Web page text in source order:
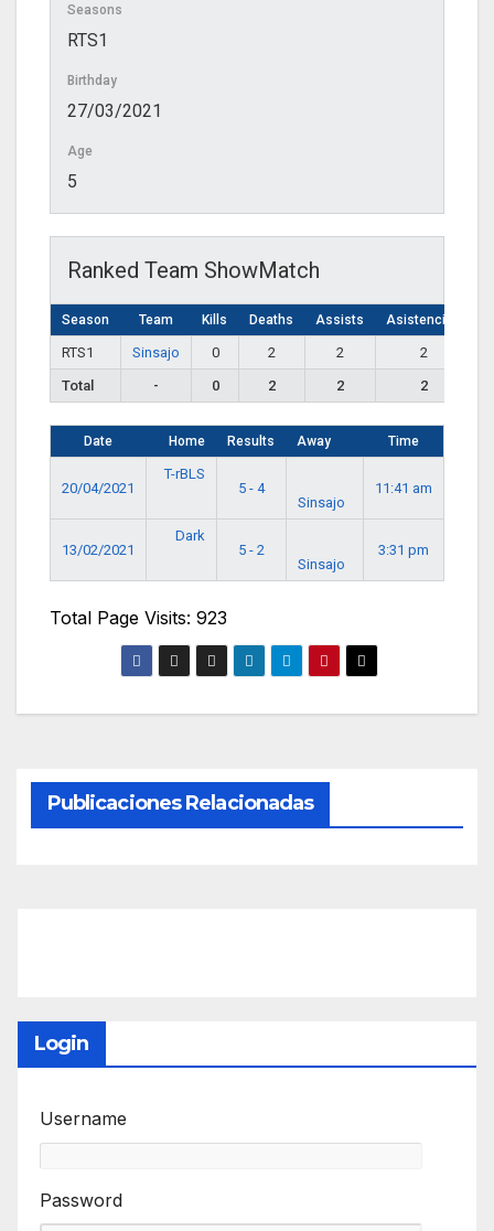
Seasons
RTS1
Birthday
27/03/2021
Age
5
Ranked Team ShowMatch
Season Team Kills Deaths Assists Asistencias
RTS1 Sinsajo 0 2 2
2
Total
- 0 2 2 2
Date Home Results Away Time
20/04/2021
T-rBLS
5 - 4
Sinsajo
11:41 am
13/02/2021
Dark
5 - 2
Sinsajo
3:31 pm
Total Page Visits: 923
Publicaciones Relacionadas
Login
Username
Password